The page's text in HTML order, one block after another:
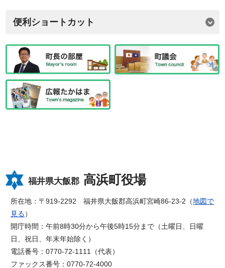
便利ショートカット
福井県大飯郡 高浜町役場
所在地：〒919-2292 福井県大飯郡高浜町宮崎86-23-2（地図で
見る）
開庁時間：午前8時30分から午後5時15分まで（土曜日、日曜
日、祝日、年末年始除く）
電話番号：0770-72-1111（代表）
ファックス番号：0770-72-4000